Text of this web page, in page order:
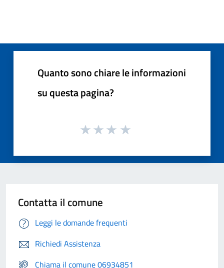
Quanto sono chiare le informazioni
su questa pagina?
Contatta il comune
Leggi le domande frequenti
Richiedi Assistenza
Chiama il comune 06934851